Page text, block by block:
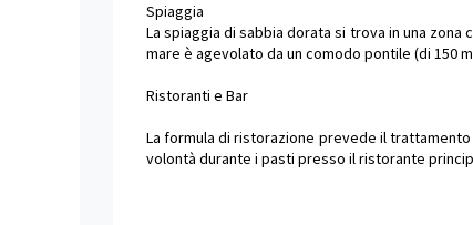
Spiaggia
La spiaggia di sabbia dorata si trova in una
mare è agevolato da un comodo pontile (di 150
Ristoranti e Bar
La formula di ristorazione prevede il
volontà durante i pasti presso il ristorante